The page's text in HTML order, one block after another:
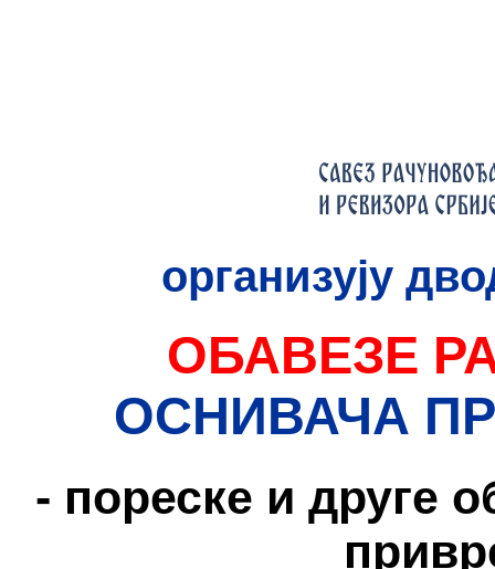
организују
ОБАВЕЗЕ
ОСНИВАЧА
- пореске и друге